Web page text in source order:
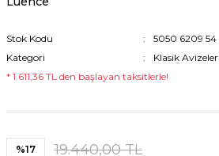
Stok Kodu
5050 6209 54
Kategori
Klasik Avizeler
* 1.611,36 TL den başlayan taksitlerle!
%17 19.440,00 TL